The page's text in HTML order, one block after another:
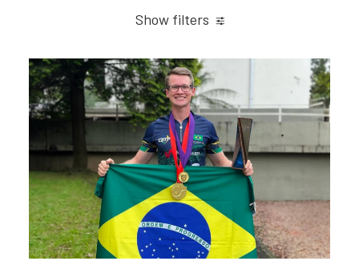
Show filters